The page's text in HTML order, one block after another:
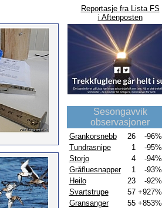
Reportasje fra Lista FS
i Aftenposten
Sesongavvik
observasjoner
Grankorsnebb 26
-96%
Tundrasnipe
1
-95%
Storjo
4
-94%
Gråfluesnapper
1
-93%
Heilo
23
-92%
Svartstrupe
57 +927%
Gransanger
55 +853%